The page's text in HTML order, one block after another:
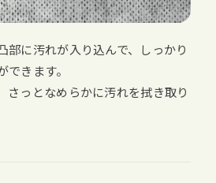
部に汚れが入り込んで、しっかり
きます。
さっとなめらかに汚れを拭き取り